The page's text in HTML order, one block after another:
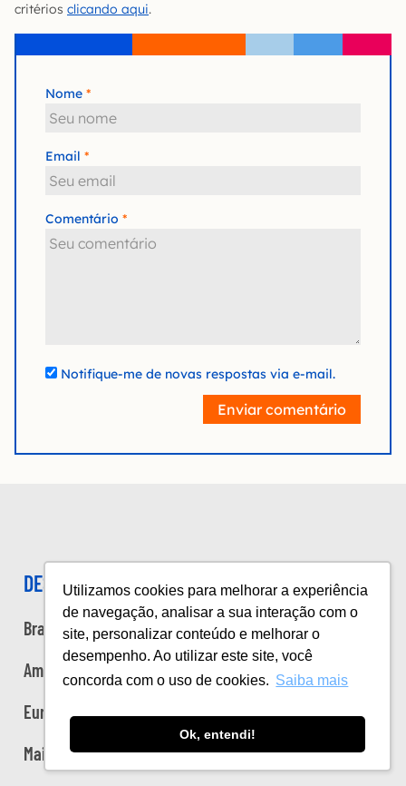
Utilizamos cookies para melhorar a experiência
de navegação, analisar a sua interação com o
site, personalizar conteúdo e melhorar o
desempenho. Ao utilizar este site, você
concorda com o uso de cookies. Saiba mais
Ok, entendi!
critérios clicando aqui.
Nome
Email
Comentário
Notifique-me de novas respostas via e-mail.
Enviar comentário
DESTINOS
Brasil
Américas
Europa
Mais